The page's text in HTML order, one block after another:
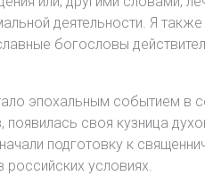
деятельности. Я
богословы
эпохальным событием в
своя кузница
подготовку к
условиях.